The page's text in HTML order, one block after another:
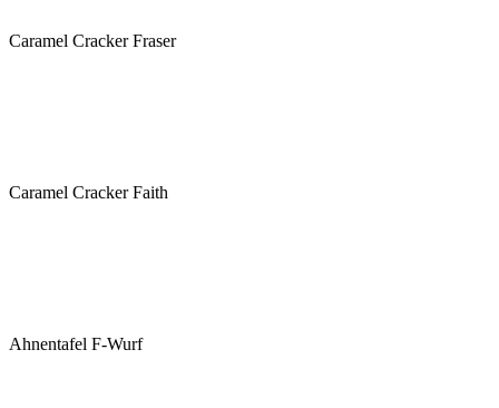
Caramel Cracker Fraser
Caramel Cracker Faith
Ahnentafel F-Wurf